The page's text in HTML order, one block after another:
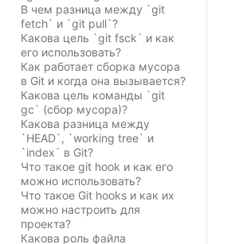
В чем разница между `git
fetch` и `git pull`?
Какова цель `git fsck` и как
его использовать?
Как работает сборка мусора
в Git и когда она вызывается?
Какова цель команды `git
gc` (сбор мусора)?
Какова разница между
`HEAD`, `working tree` и
`index` в Git?
Что такое git hook и как его
можно использовать?
Что такое Git hooks и как их
можно настроить для
проекта?
Какова роль файла